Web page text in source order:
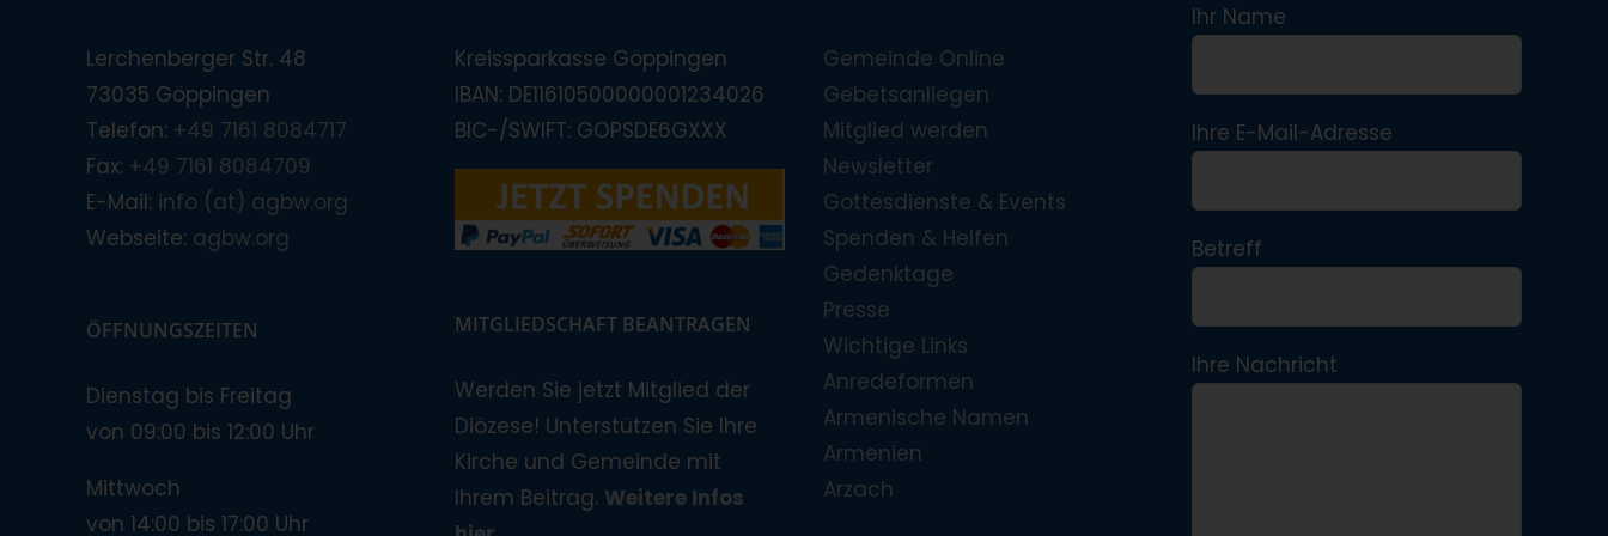
Lerchenberger Str. 48
73035 Göppingen
Telefon: +49 7161 8084717
Fax: +49 7161 8084709
E-Mail: info (at) agbw.org
Webseite: agbw.org
ÖFFNUNGSZEITEN
Dienstag bis Freitag
von 09:00 bis 12:00 Uhr
Mittwoch
von 14:00 bis 17:00 Uhr
Kreissparkasse Göppingen
IBAN: DE11610500000001234026
BIC-/SWIFT: GOPSDE6GXXX
MITGLIEDSCHAFT BEANTRAGEN
Werden Sie jetzt Mitglied der
Diözese! Unterstützen Sie Ihre
Kirche und Gemeinde mit
Ihrem Beitrag. Weitere Infos
Gemeinde Online
Gebetsanliegen
Mitglied werden
Newsletter
Gottesdienste & Events
Spenden & Helfen
Gedenktage
Presse
Wichtige Links
Anredeformen
Armenische Namen
Armenien
Arzach
Ihr Name
Ihre E-Mail-Adresse
Betreff
Ihre Nachricht